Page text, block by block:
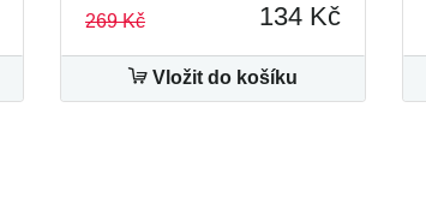
269 Kč 134 Kč
Vložit do košíku